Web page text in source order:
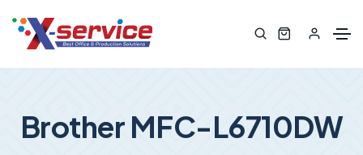
Brother MFC-L6710DW